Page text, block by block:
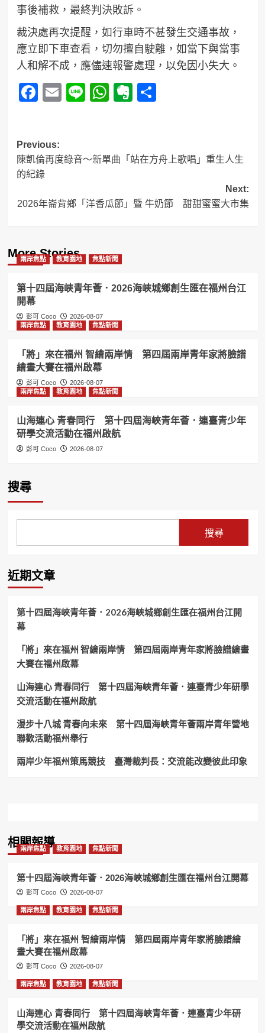
事後補救，最終判決敗訴。
裁決處再次提醒，如行車時不甚發生交通事故，
應立即下車查看，切勿擅自駛離，如當下與當事
人和解不成，應儘速報警處理，以免因小失大。
Facebook
Email
LineWhatsApp
Evernote
分
Post
navigation
Previous:
陳凱倫再度錄音～新單曲「站在方舟上歌唱」重生人生
的紀錄
Next:
2026年崙背鄉「洋香瓜節」暨 牛奶節 甜甜蜜蜜大市集
More Stories
兩岸焦點 教育園地 焦點新聞
第十四屆海峽青年薈．2026海峽城鄉創生匯在福州台江
開幕
彭可 Coco
2026-08-07
兩岸焦點
教育園地 焦點新聞
「將」來在福州 智繪兩岸情 第四屆兩岸青年家將臉譜
繪畫大賽在福州啟幕
彭可 Coco
2026-08-07
兩岸焦點
教育園地 焦點新聞
山海連心 青春同行 第十四屆海峽青年薈．連臺青少年
研學交流活動在福州啟航
彭可 Coco 2026-08-07
搜尋
搜尋
近期文章
第十四屆海峽青年薈．2026海峽城鄉創生匯在福州台江開
幕
「將」來在福州 智繪兩岸情 第四屆兩岸青年家將臉譜繪畫
大賽在福州啟幕
山海連心 青春同行 第十四屆海峽青年薈．連臺青少年研學
交流活動在福州啟航
漫步十八城 青春向未來 第十四屆海峽青年薈兩岸青年營地
聯歡活動福州舉行
兩岸少年福州策馬競技 臺灣裁判長：交流能改變彼此印象
相關報導
兩岸焦點 教育園地 焦點新聞
第十四屆海峽青年薈．2026海峽城鄉創生匯在福州台江開幕
彭可 Coco 2026-08-07
兩岸焦點 教育園地 焦點新聞
「將」來在福州 智繪兩岸情 第四屆兩岸青年家將臉譜繪
畫大賽在福州啟幕
彭可 Coco 2026-08-07
兩岸焦點 教育園地 焦點新聞
山海連心 青春同行 第十四屆海峽青年薈．連臺青少年研
學交流活動在福州啟航